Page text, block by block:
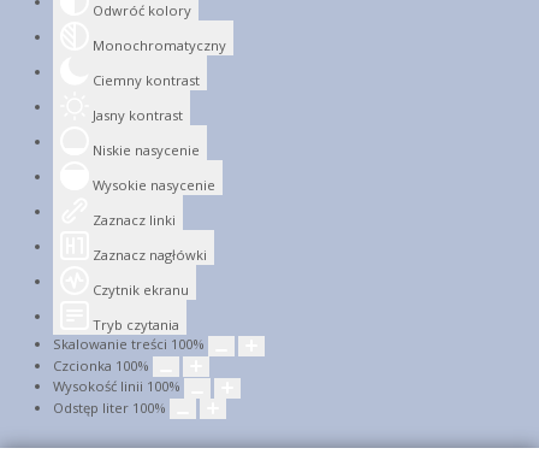
Odwróć kolory
Monochromatyczny
Ciemny kontrast
Jasny kontrast
Niskie nasycenie
Wysokie nasycenie
Zaznacz linki
Zaznacz nagłówki
Czytnik ekranu
Tryb czytania
Skalowanie treści 100%
Czcionka 100%
Wysokość linii 100%
Odstęp liter 100%